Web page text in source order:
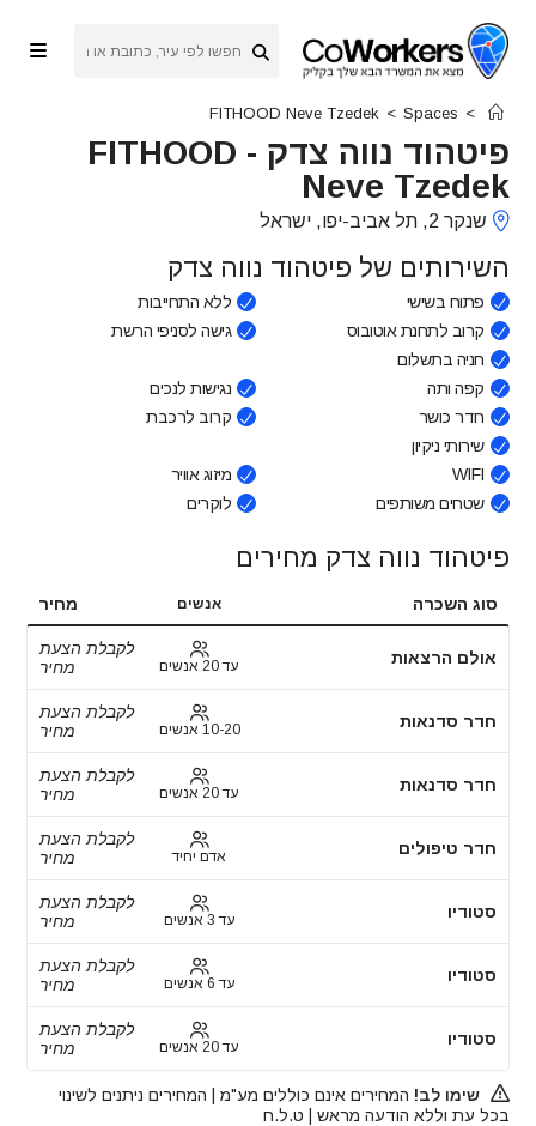
content
>
Spaces
>
FITHOOD Neve Tzedek
פיטהוד נווה צדק -
FITHOOD
Neve Tzedek
שנקר 2, תל אביב-יפו, ישראל
השירותים של פיטהוד נווה צדק
פתוח בשישי
ללא התחייבות
קרוב לתחנת אוטובוס
גישה לסניפי הרשת
חניה בתשלום
קפה ותה
נגישות לנכים
חדר כושר
קרוב לרכבת
שירותי ניקיון
WIFI
מיזוג אוויר
שטחים משותפים
לוקרים
פיטהוד נווה צדק מחירים
סוג השכרה אנשים מחיר
אולם הרצאות עד 20 אנשים
לקבלת הצעת
מחיר
חדר סדנאות 10-20 אנשים
לקבלת הצעת
מחיר
חדר סדנאות עד 20 אנשים
לקבלת הצעת
מחיר
חדר טיפולים אדם יחיד
לקבלת הצעת
מחיר
סטודיו עד 3 אנשים
לקבלת הצעת
מחיר
סטודיו עד 6 אנשים
לקבלת הצעת
מחיר
סטודיו עד 20 אנשים
לקבלת הצעת
מחיר
שימו לב! המחירים אינם כוללים מע"מ | המחירים ניתנים לשינוי
בכל עת וללא הודעה מראש | ט.ל.ח